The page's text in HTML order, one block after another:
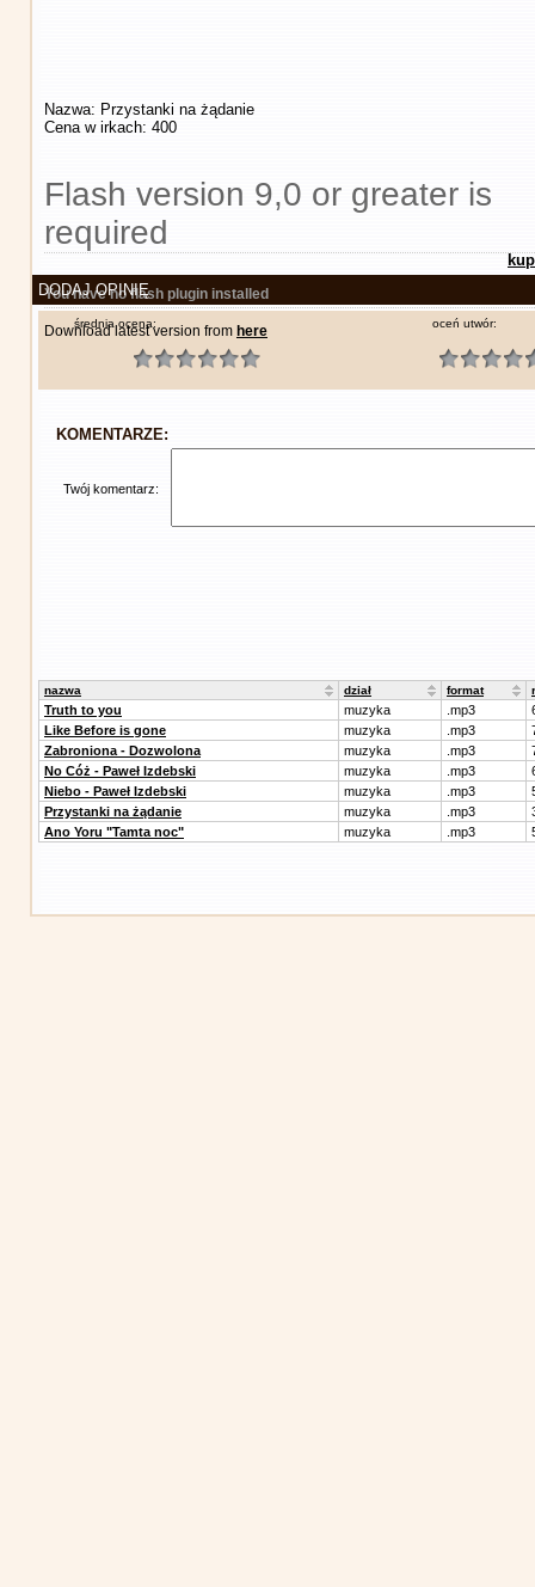
Nazwa: Przystanki na żądanie
Cena w irkach: 400
Flash version 9,0 or greater is
required
You have no flash plugin installed
Download latest version from here
DODAJ OPINIĘ
średnia ocena: oceń utwór:
KOMENTARZE:
Twój komentarz:
nazwa dział format
Truth to you muzyka .mp3
Like Before is gone
muzyka .mp3
Zabroniona - Dozwolona
muzyka .mp3
No Cóż - Paweł Izdebski
muzyka .mp3
Niebo - Paweł Izdebski
muzyka .mp3
Przystanki na żądanie
muzyka .mp3
Ano Yoru "Tamta noc"
muzyka .mp3